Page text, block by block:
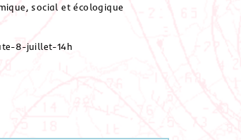
social et écologique
8-juillet-14h